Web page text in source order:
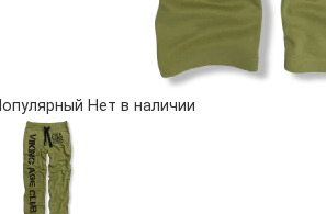
Нет в наличии